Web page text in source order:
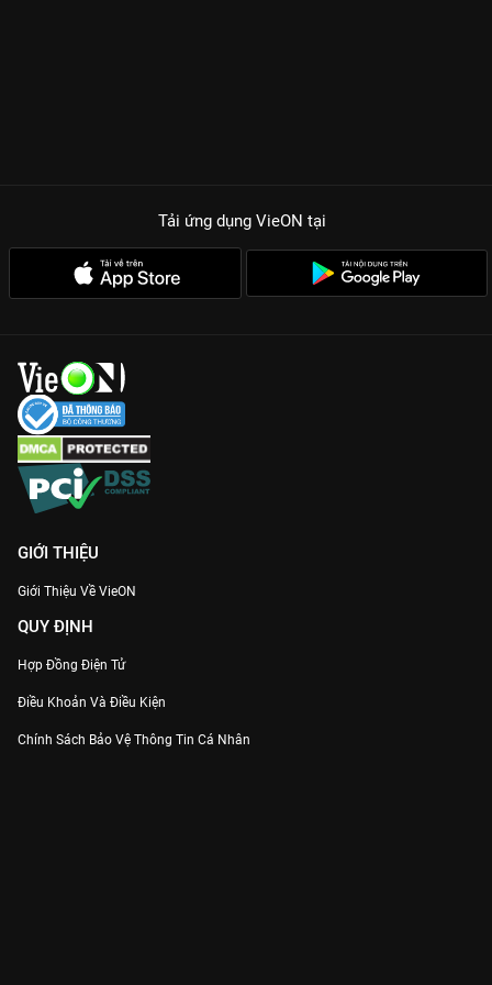
Kịch Bản Bi Hài Độc Đáo:Không chỉ là những giọt nước mắt,
phim còn đầy rẫy những tình huống cười ra nước mắt nhờ lối
kể chuyện tưng tửng đặc trưng của Mr. Tô.
Giá Trị Nhân Văn Sâu Sắc:Phim bóc trần những góc khuất tâm
thông điệp bền bỉ và hy vọng.
Kết thúc mỗi tập phim là một dấu lặng đầy suy ngẫm về tình
thân và sự tử tế.
để giải trí, nó là một tấm gương soi chiếu những giá trị gia đình
Việt hiện đại. Đừng quên đón xem trọn bộ bản quyền sớm nhất
trênVieONnhé!
Tải ứng dụng VieON tại
GIỚI THIỆU
Giới Thiệu Về VieON
QUY ĐỊNH
Hợp Đồng Điện Tử
Điều Khoản Và Điều Kiện
Chính Sách Bảo Vệ Thông Tin Cá Nhân